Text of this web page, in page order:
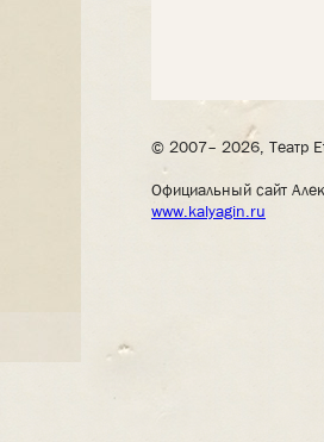
© 2007– 2026, Театр
Официальный сайт
www.kalyagin.ru